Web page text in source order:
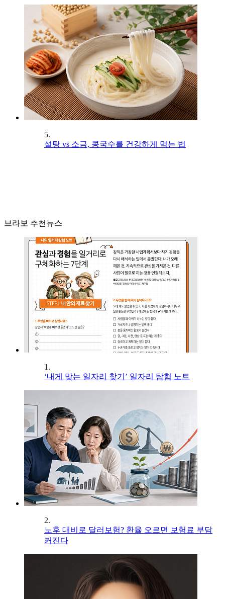
5.
설탕 vs 소금, 콩국수를 건강하게 먹는 법
브라보 추천뉴스
1.
‘내게 맞는 일자리 찾기’ 일자리 탐험 노트
2.
노후 대비로 달러보험? 환율 오르면 보험료 부담
커진다